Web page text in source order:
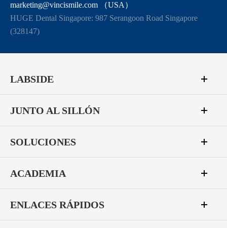
marketing@vincismile.com （USA）
HUGE Dental Singapore: 987 Serangoon Road Singapore
(328147)
LABSIDE
JUNTO AL SILLÓN
SOLUCIONES
ACADEMIA
ENLACES RÁPIDOS